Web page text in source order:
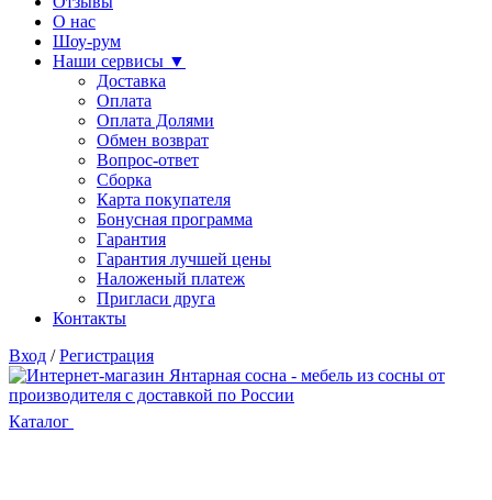
О нас
Шоу-рум
Наши сервисы ▼
Доставка
Оплата
Оплата Долями
Обмен возврат
Вопрос-ответ
Сборка
Карта покупателя
Бонусная программа
Гарантия
Гарантия лучшей цены
Наложеный платеж
Пригласи друга
Контакты
Вход / Регистрация
Каталог